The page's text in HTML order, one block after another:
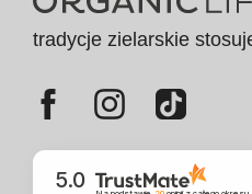
tradycje zielarskie
5.0